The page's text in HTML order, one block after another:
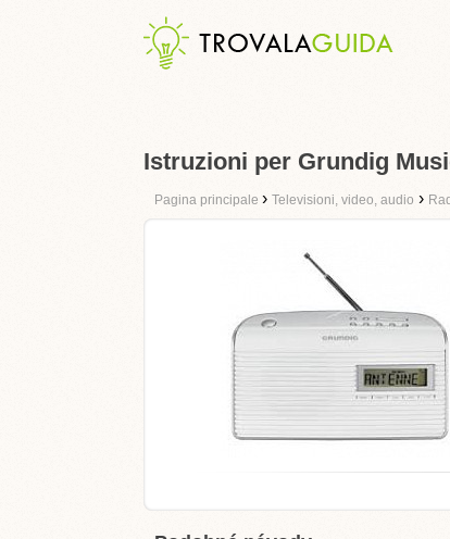
Istruzioni per Grundig
Pagina principale › Televisioni, video, audio ›